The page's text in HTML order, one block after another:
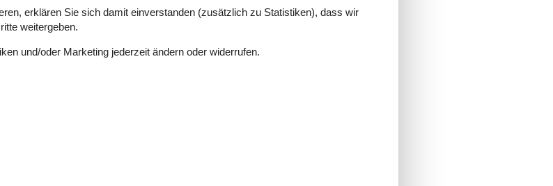
findest du mehrere malerische Wege und
du golfinteressiert, liegt der renommierte Aabenraa
Besuche auch die charmanten Städte in der
In der Nähe gibt es auch gute Angelplätze, wo du
gleich, welche Art von Erlebnis du suchst, dieses
für einen unvergesslichen Urlaub am Lillebælt.
erklären Sie sich damit einverstanden (zusätzlich zu Statistiken), dass wir
weitergeben.
und/oder Marketing jederzeit ändern oder widerrufen.